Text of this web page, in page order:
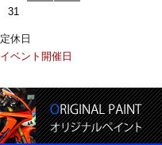
31
定休日
イベント開催日